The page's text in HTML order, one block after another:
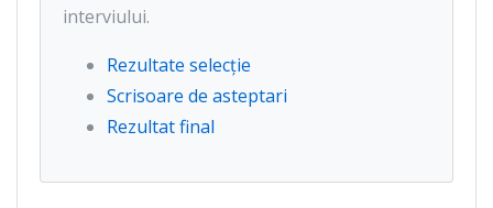
interviului.
Rezultate selecție
Scrisoare de asteptari
Rezultat final